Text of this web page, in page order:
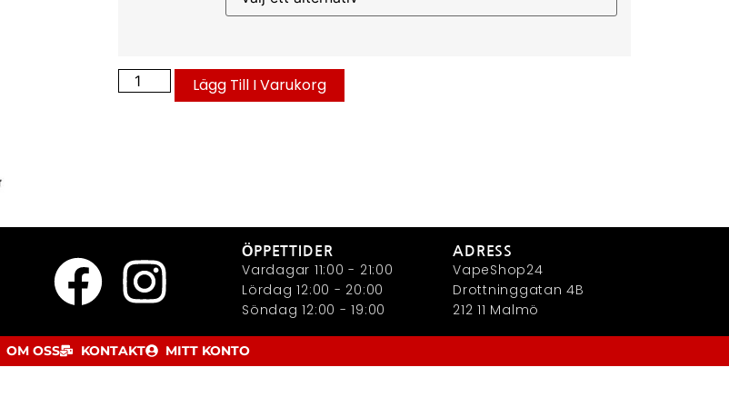
Lägg Till I Varukorg
ÖPPETTIDER
Vardagar 11:00 - 21:00
Lördag 12:00 - 20:00
Söndag 12:00 - 19:00
ADRESS
VapeShop24
Drottninggatan 4B
212 11 Malmö
OM OSS KONTAKT MITT KONTO